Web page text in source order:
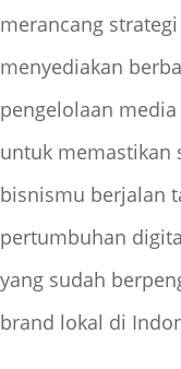
merancang
menyediakan
pengelolaan
untuk memastikan
bisnismu berjalan
pertumbuhan
yang sudah
brand lokal di